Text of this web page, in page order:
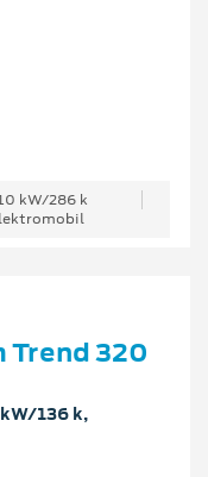
kW/286 k
Trend 320
136 k,